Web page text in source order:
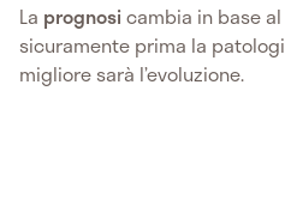
La prognosicambia in base
sicuramente prima la
migliore sarà l’evoluzione.